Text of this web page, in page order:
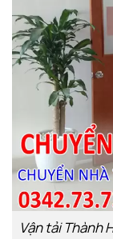
Vận tải Thành